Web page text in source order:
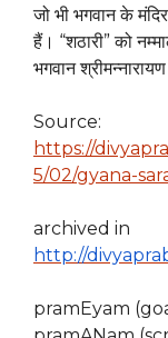
जो भी भगवान के
हैं। “शठारी” को
भगवान
Source:
https://
5/02/gyana-
archived in
http://
pramEyam